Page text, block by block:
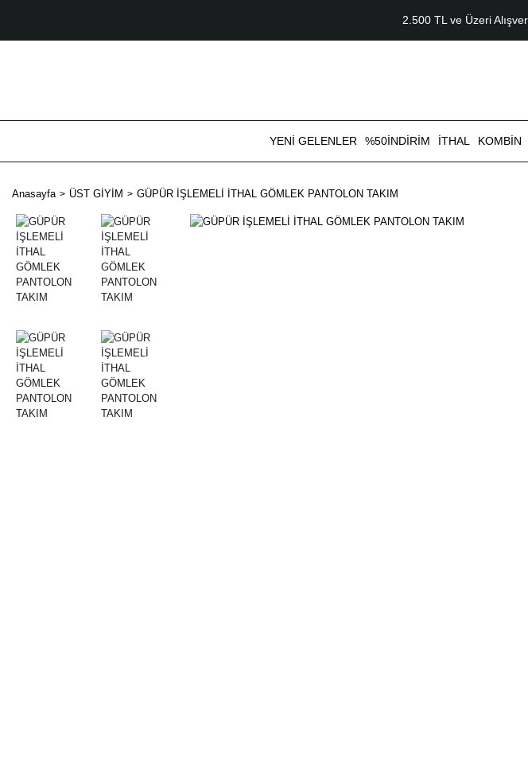
2.500 TL ve Üzeri
YENİ GELENLER %50İNDİRİM İTHAL KOMBİN
Anasayfa ÜST GİYİM GÜPÜR İŞLEMELİ İTHAL GÖMLEK PANTOLON TAKIM